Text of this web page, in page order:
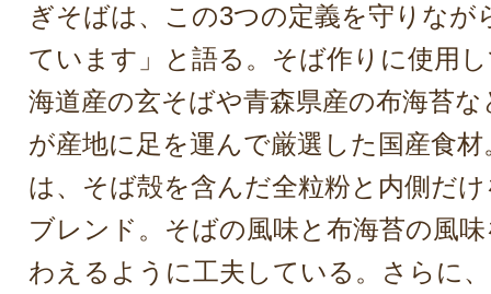
ぎそばは、この3つの定義を守りなが
ています」と語る。そば作りに使用
海道産の玄そばや青森県産の布海苔
が産地に足を運んで厳選した国産食
は、そば殻を含んだ全粒粉と内側だ
ブレンド。そばの風味と布海苔の風
わえるように工夫している。さらに